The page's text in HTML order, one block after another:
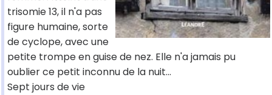
trisomie 13, il n'a pas
figure humaine, sorte
de cyclope, avec une
petite trompe en guise de nez. Elle n'a jamais pu
oublier ce petit inconnu de la nuit...
Sept jours de vie